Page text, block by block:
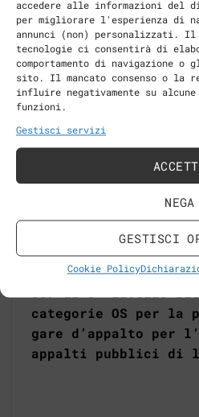
accedere alle informazioni del
per migliorare l'esperienza di
annunci (non) personalizzati. Il
tecnologie ci consentirà di
comportamento di navigazione
sito. Il mancato consenso o la
influire negativamente su
funzioni.
Gestisci servizi
NEGA
GESTISCI
Cookie Policy
L’ottenimento della
SOA è subordinato
dell’azienda di
oggettiva di essere
soddisfare i
parte dell’impresa
valutazione viene
esaminando i
dall’impresa
N.I.L. Srl è in
certificazione SOA
categorie OS per la
gare d’appalto per
appalti pubblici di